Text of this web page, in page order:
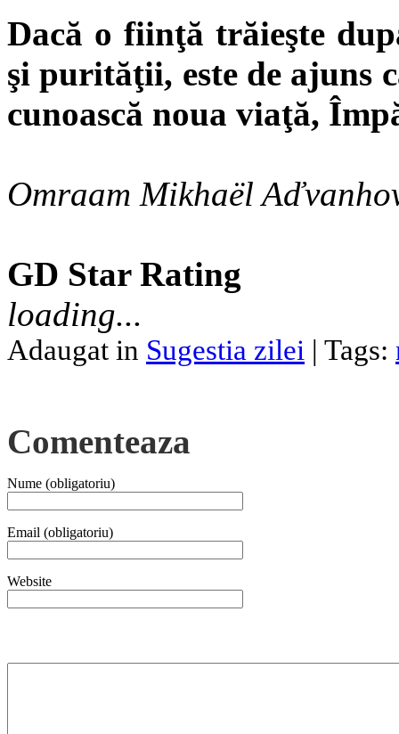
Dacă o fiinţă trăieşte
şi purităţii, este de ajuns
cunoască noua viaţă,
Omraam Mikhaël
GD Star Rating
loading...
Adaugat in Sugestia zilei | Tags:
Comenteaza
Nume (obligatoriu)
Email (obligatoriu)
Website